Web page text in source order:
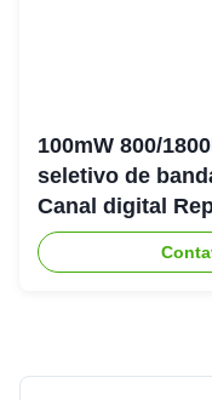
100mW 800/
seletivo de
Canal digital
Bda Pico